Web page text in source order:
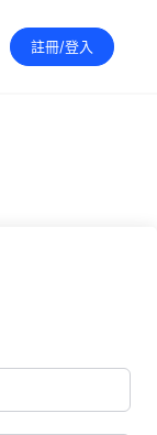
註冊/登入